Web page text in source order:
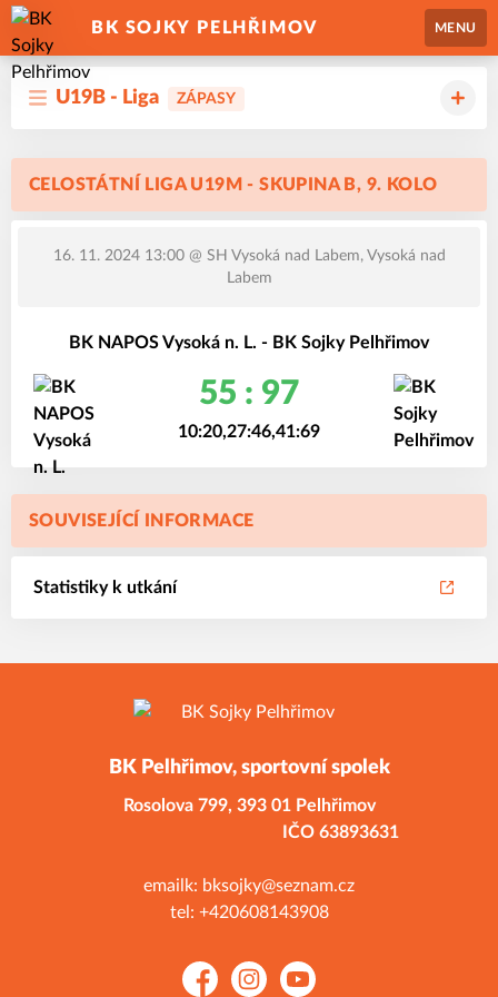
BK SOJKY PELHŘIMOV MENU
U19B - Liga ZÁPASY
CELOSTÁTNÍ LIGA U19M - SKUPINA B, 9. KOLO
16. 11. 2024 13:00@ SH Vysoká nad Labem, Vysoká nad
Labem
BK NAPOS Vysoká n. L. - BK Sojky Pelhřimov
55 : 97
10:20,27:46,41:69
SOUVISEJÍCÍ INFORMACE
Statistiky k utkání
BK Pelhřimov, sportovní spolek
Rosolova 799, 393 01 Pelhřimov
IČO 63893631
emailk: bksojky@seznam.cz
tel: +420608143908
FacebookInstagramYouTube